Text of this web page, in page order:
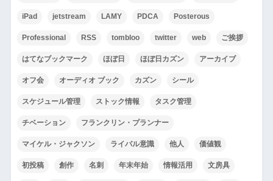
iPad jetstream LAMY PDCA Posterous
Professional RSS tombloo twitter web ご挨拶
はてなブックマーク ほぼ日 ほぼ日カズン アーカイブ
オフ会 オーディオ ブック カズン シール
スケジュール管理 ストック情報 タスク管理
チベーション フランクリン・プランナー
マイケル・ジャクソン ライバル意識 他人 価値観
初投稿 創作 名刺 年末年始 情報活用 文房具